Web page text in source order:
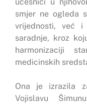
smjer ne ogleda
vrijednosti, već i
saradnje, kroz
harmonizaciji
medicinskih
Ona je izrazila
Vojislavu